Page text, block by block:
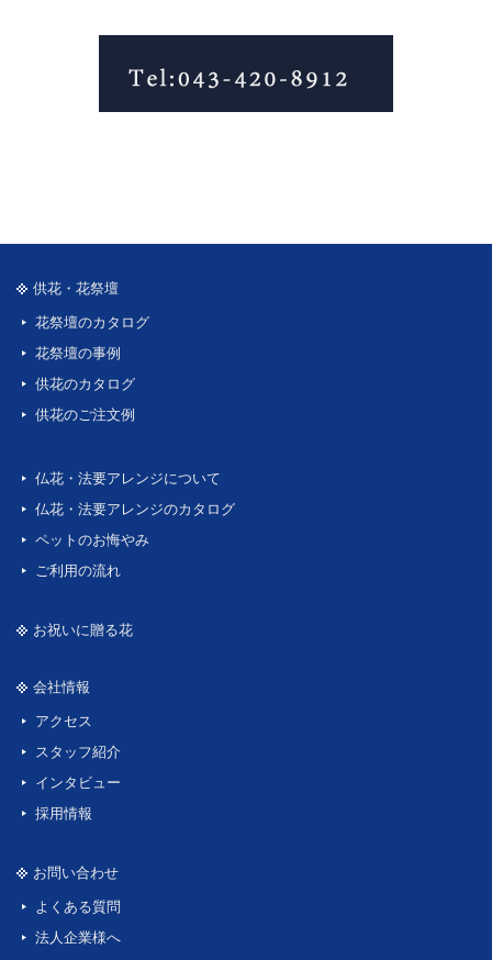
供花・花祭壇
花祭壇のカタログ
花祭壇の事例
供花のカタログ
供花のご注文例
仏花・法要アレンジについて
仏花・法要アレンジのカタログ
ペットのお悔やみ
ご利用の流れ
お祝いに贈る花
会社情報
アクセス
スタッフ紹介
インタビュー
採用情報
お問い合わせ
よくある質問
法人企業様へ